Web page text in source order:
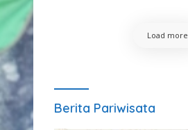
Load more
Berita Pariwisata